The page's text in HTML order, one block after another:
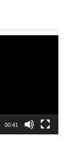
00:41